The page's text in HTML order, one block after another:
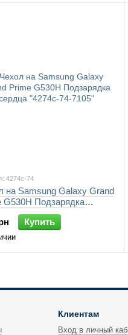
4274c-74
на Samsung Galaxy Grand
G530H Подзарядка
"4274c-74-7105"
Купить
Клиентам
Вход в личный